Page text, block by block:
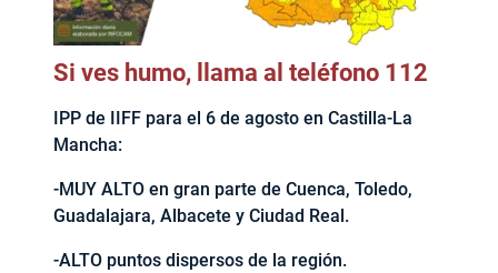
Si ves humo, llama al teléfono 112
IPP de IIFF para el 6 de agosto en Castilla-La
Mancha:
-MUY ALTO en gran parte de Cuenca, Toledo,
Guadalajara, Albacete y Ciudad Real.
-ALTO puntos dispersos de la región.